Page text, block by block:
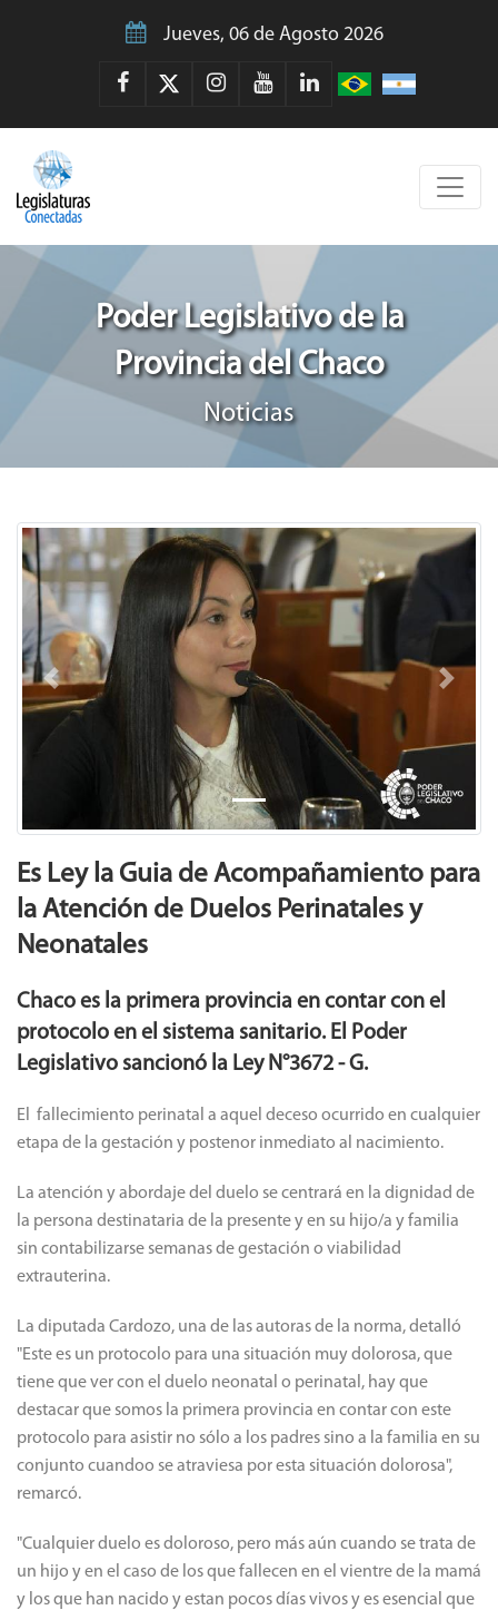
Jueves, 06 de Agosto 2026
Poder Legislativo de la
Provincia del Chaco
Noticias
Previous Next
Es Ley la Guia de Acompañamiento para
la Atención de Duelos Perinatales y
Neonatales
Chaco es la primera provincia en contar con el
protocolo en el sistema sanitario. El Poder
Legislativo sancionó la Ley N°3672 - G.
El fallecimiento perinatal a aquel deceso ocurrido en cualquier
etapa de la gestación y postenor inmediato al nacimiento.
La atención y abordaje del duelo se centrará en la dignidad de
la persona destinataria de la presente y en su hijo/a y familia
sin contabilizarse semanas de gestación o viabilidad
extrauterina.
La diputada Cardozo, una de las autoras de la norma, detalló
"Este es un protocolo para una situación muy dolorosa, que
tiene que ver con el duelo neonatal o perinatal, hay que
destacar que somos la primera provincia en contar con este
protocolo para asistir no sólo a los padres sino a la familia en su
conjunto cuandoo se atraviesa por esta situación dolorosa",
remarcó.
"Cualquier duelo es doloroso, pero más aún cuando se trata de
un hijo y en el caso de los que fallecen en el vientre de la mamá
y los que han nacido y estan pocos días vivos y es esencial que